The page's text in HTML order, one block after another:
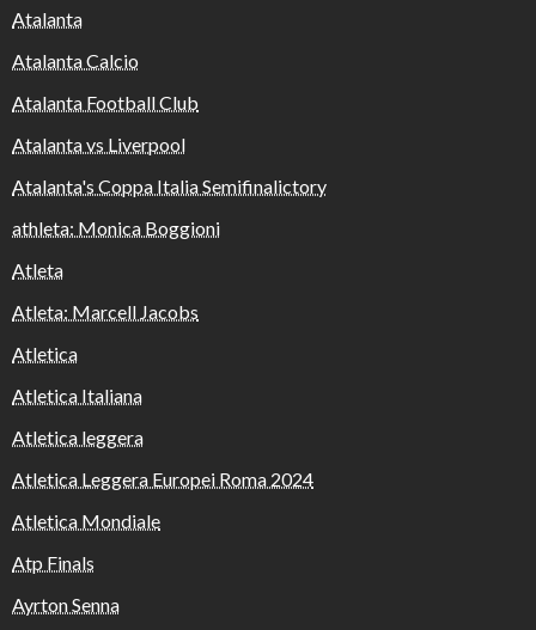
Atalanta
Atalanta Calcio
Atalanta Football Club
Atalanta vs Liverpool
Atalanta's Coppa Italia Semifinalictory
athleta: Monica Boggioni
Atleta
Atleta: Marcell Jacobs
Atletica
Atletica Italiana
Atletica leggera
Atletica Leggera Europei Roma 2024
Atletica Mondiale
Atp Finals
Ayrton Senna